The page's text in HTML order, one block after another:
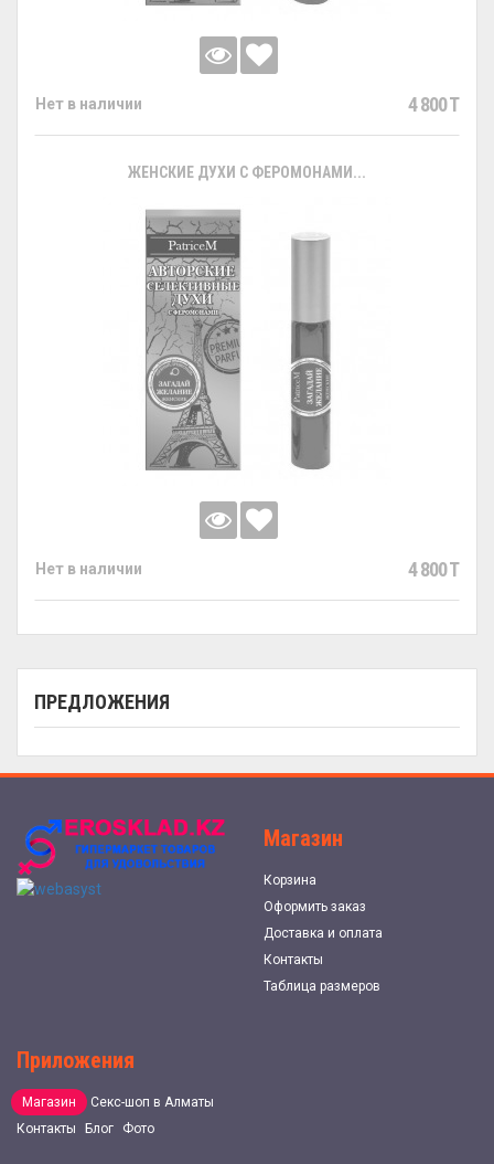
ПРЕДЛОЖЕНИЯ
Нет в наличии 4 800 T
ЖЕНСКИЕ ДУХИ С ФЕРОМОНАМИ...
Нет в наличии 4 800 T
Магазин
Корзина
Оформить заказ
Доставка и оплата
Контакты
Таблица размеров
Приложения
Магазин
Секс-шоп в Алматы
Контакты
Блог Фото